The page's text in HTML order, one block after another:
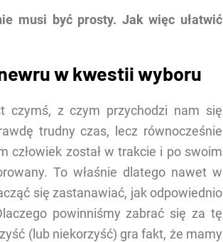
musi być prosty. Jak więc ułatwić
w kwestii wyboru
czymś, z czym przychodzi nam się
trudny czas, lecz równocześnie
człowiek został w trakcie i po swoim
To właśnie dlatego nawet w
się zastanawiać, jak odpowiednio
powinniśmy zabrać się za tę
(lub niekorzyść) gra fakt, że mamy